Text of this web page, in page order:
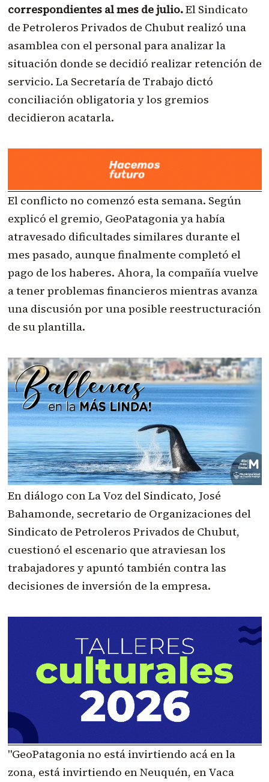
correspondientes al mes de julio.El Sindicato
de Petroleros Privados de Chubut realizó una
asamblea con el personal para analizar la
situación donde se decidió realizar retención de
servicio. La Secretaría de Trabajo dictó
conciliación obligatoria y los gremios
decidieron acatarla.
El conflicto no comenzó esta semana. Según
explicó el gremio, GeoPatagonia ya había
atravesado dificultades similares durante el
mes pasado, aunque finalmente completó el
pago de los haberes. Ahora, la compañía vuelve
a tener problemas financieros mientras avanza
una discusión por una posible reestructuración
de su plantilla.
En diálogo con La Voz del Sindicato, José
Bahamonde, secretario de Organizaciones del
Sindicato de Petroleros Privados de Chubut,
cuestionó el escenario que atraviesan los
trabajadores y apuntó también contra las
decisiones de inversión de la empresa.
"GeoPatagonia no está invirtiendo acá en la
zona, está invirtiendo en Neuquén, en Vaca